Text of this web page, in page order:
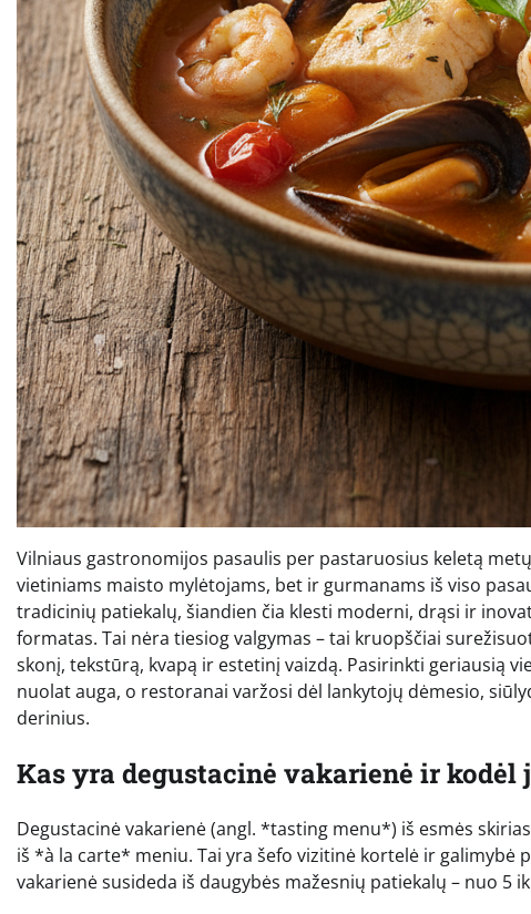
Vilniaus gastronomijos pasaulis per pastaruosius keletą
vietiniams maisto mylėtojams, bet ir gurmanams iš viso
tradicinių patiekalų, šiandien čia klesti moderni, drąsi ir
formatas. Tai nėra tiesiog valgymas – tai kruopščiai
skonį, tekstūrą, kvapą ir estetinį vaizdą. Pasirinkti geriausią
nuolat auga, o restoranai varžosi dėl lankytojų dėmesio,
derinius.
Kas yra degustacinė vakarienė ir
Degustacinė vakarienė (angl. *tasting menu*) iš esmės
iš *à la carte* meniu. Tai yra šefo vizitinė kortelė ir
vakarienė susideda iš daugybės mažesnių patiekalų – nuo 5